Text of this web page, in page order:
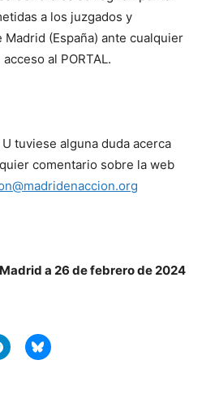
a los juzgados y
(España) ante cualquier
al PORTAL.
tuviese alguna duda acerca
comentario sobre la web
a 26 de febrero de 2024